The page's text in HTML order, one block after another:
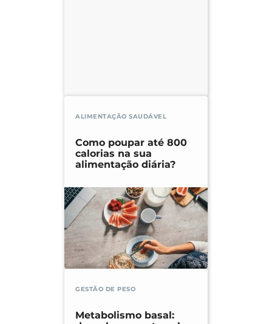
ALIMENTAÇÃO SAUDÁVEL
Como poupar até 800
calorias na sua
alimentação diária?
GESTÃO DE PESO
Metabolismo basal: